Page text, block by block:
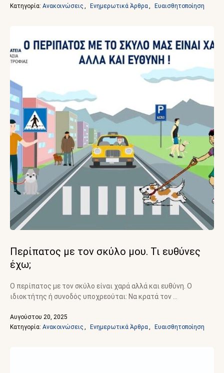
Κατηγορία: Ανακοινώσεις , Ενημερωτικά Άρθρα, Ευαισθητοποίηση
Περίπατος με τον σκύλο μου. Τι ευθύνες
έχω;
Ο περίπατος με τον σκύλο είναι χαρά αλλά και ευθύνη. Ο
ιδιοκτήτης ή συνοδός υποχρεούται: Να κρατά τον …
Αυγούστου 20, 2025
Κατηγορία: Ανακοινώσεις , Ενημερωτικά Άρθρα, Ευαισθητοποίηση